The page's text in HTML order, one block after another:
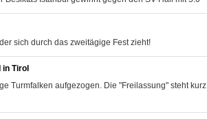
sich durch das zweitägige Fest zieht!
Tirol
Turmfalken aufgezogen. Die "Freilassung" steht kurz